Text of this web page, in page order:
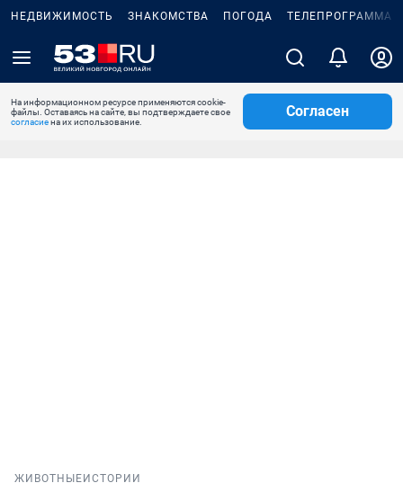
НЕДВИЖИМОСТЬ ЗНАКОМСТВА ПОГОДА ТЕЛЕПРОГРАММА
На информационном ресурсе применяются cookie-
файлы. Оставаясь на сайте, вы подтверждаете свое
согласиена их использование.
Согласен
ЖИВОТНЫЕ ИСТОРИИ